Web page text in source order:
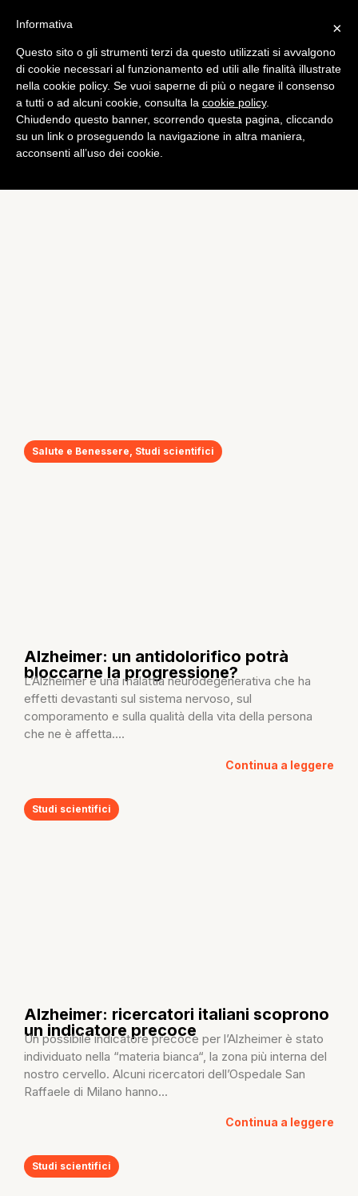
Salute e Benessere, Studi scientifici
Alzheimer: un antidolorifico potrà
bloccarne la progressione?
L’Alzheimer è una malattia neurodegenerativa che ha
effetti devastanti sul sistema nervoso, sul
comporamento e sulla qualità della vita della persona
che ne è affetta....
Continua a leggere
Studi scientifici
Alzheimer: ricercatori italiani scoprono
un indicatore precoce
Un possibile indicatore precoce per l’Alzheimer è stato
individuato nella “materia bianca“, la zona più interna del
nostro cervello. Alcuni ricercatori dell’Ospedale San
Raffaele di Milano hanno...
Continua a leggere
Studi scientifici
×
Informativa
Questo sito o gli strumenti terzi da questo utilizzati si avvalgono
di cookie necessari al funzionamento ed utili alle finalità illustrate
nella cookie policy. Se vuoi saperne di più o negare il consenso
a tutti o ad alcuni cookie, consulta la cookie policy.
Chiudendo questo banner, scorrendo questa pagina, cliccando
su un link o proseguendo la navigazione in altra maniera,
acconsenti all’uso dei cookie.